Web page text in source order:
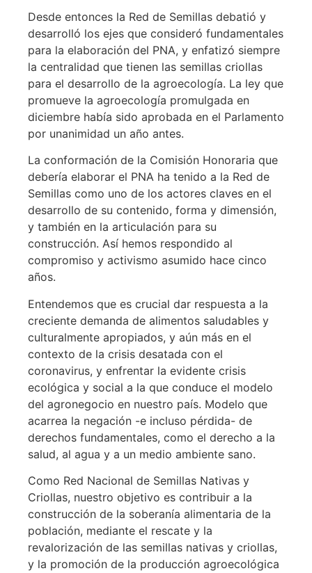
Desde entonces la Red de Semillas debatió y
desarrolló los ejes que consideró fundamentales
para la elaboración del PNA, y enfatizó siempre
la centralidad que tienen las semillas criollas
para el desarrollo de la agroecología. La ley que
promueve la agroecología promulgada en
diciembre había sido aprobada en el Parlamento
por unanimidad un año antes.
La conformación de la Comisión Honoraria que
debería elaborar el PNA ha tenido a la Red de
Semillas como uno de los actores claves en el
desarrollo de su contenido, forma y dimensión,
y también en la articulación para su
construcción. Así hemos respondido al
compromiso y activismo asumido hace cinco
años.
Entendemos que es crucial dar respuesta a la
creciente demanda de alimentos saludables y
culturalmente apropiados, y aún más en el
contexto de la crisis desatada con el
coronavirus, y enfrentar la evidente crisis
ecológica y social a la que conduce el modelo
del agronegocio en nuestro país. Modelo que
acarrea la negación -e incluso pérdida- de
derechos fundamentales, como el derecho a la
salud, al agua y a un medio ambiente sano.
Como Red Nacional de Semillas Nativas y
Criollas, nuestro objetivo es contribuir a la
construcción de la soberanía alimentaria de la
población, mediante el rescate y la
revalorización de las semillas nativas y criollas,
y la promoción de la producción agroecológica